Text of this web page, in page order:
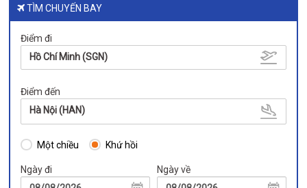
TÌM CHUYẾN BAY
Điểm đi
Hồ Chí Minh (SGN)
Điểm đến
Hà Nội (HAN)
Một chiều Khứ hồi
Ngày đi Ngày về